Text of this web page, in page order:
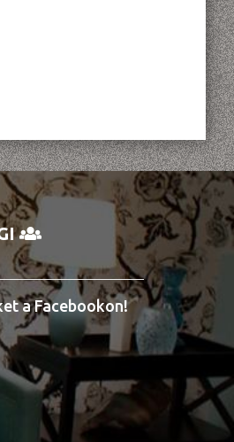
a Facebookon!